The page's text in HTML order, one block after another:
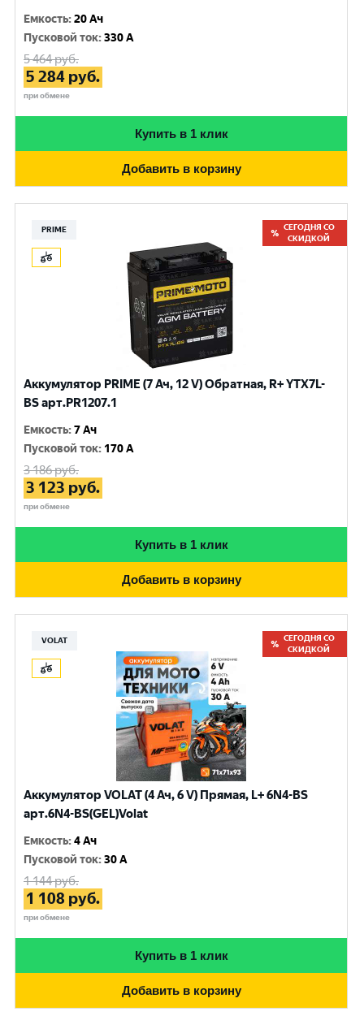
Емкость:20 Ач
Пусковой ток:330 A
5 464руб.
5 284 руб.
при обмене
Купить в 1 клик
Добавить в корзину
PRIME
СЕГОДНЯ СО
СКИДКОЙ
Аккумулятор PRIME (7 Ач, 12 V) Обратная, R+ YTX7L-
BS арт.PR1207.1
Емкость:7 Ач
Пусковой ток: 170 A
3 186руб.
3 123 руб.
при обмене
Купить в 1 клик
Добавить в корзину
VOLAT
СЕГОДНЯ СО
СКИДКОЙ
Аккумулятор VOLAT (4 Ач, 6 V) Прямая, L+ 6N4-BS
арт.6N4-BS(GEL)Volat
Емкость:4 Ач
Пусковой ток:30 A
1 144руб.
1 108 руб.
при обмене
Купить в 1 клик
Добавить в корзину